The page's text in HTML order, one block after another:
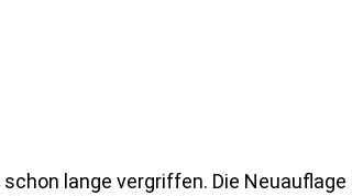
stellt eine grüne Kiste ins
lange vergriffen. Die